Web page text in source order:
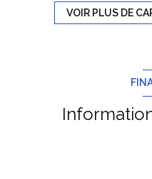
: radiateur (gaz)VOIR PLUS DE